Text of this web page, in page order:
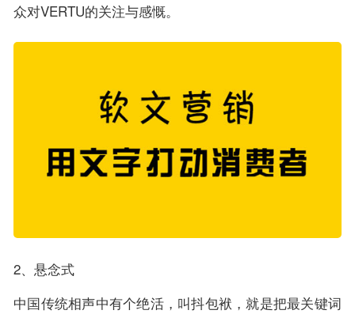
众对VERTU的关注与感慨。
2、悬念式
中国传统相声中有个绝活，叫抖包袱，就是把最关键词